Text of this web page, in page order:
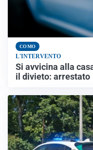
COMO
L'INTERVENTO
Si avvicina alla
il divieto: arrestato